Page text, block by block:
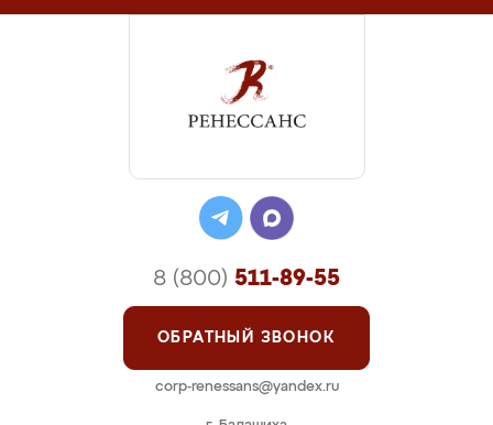
8 (800) 511-89-55
ОБРАТНЫЙ ЗВОНОК
corp-renessans@yandex.ru